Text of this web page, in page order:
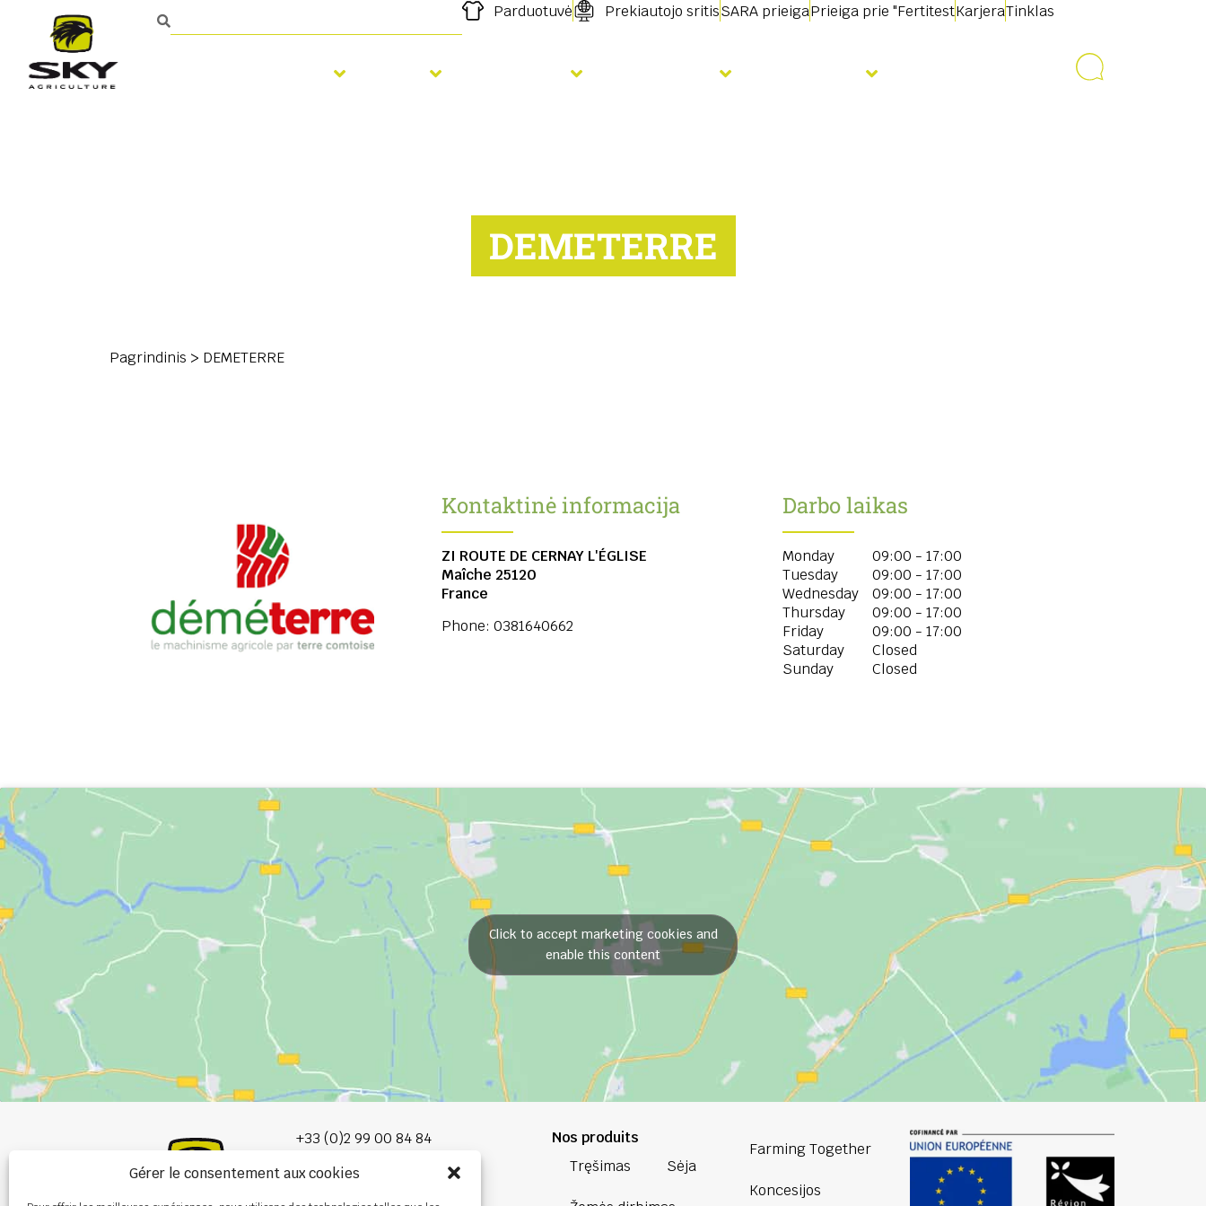
Gérer le consentement aux cookies
Parduotuvė Prekiautojo sritisSARA prieigaPrieiga prie "FertitestKarjeraTinklas
DEMETERRE
Pagrindinis > DEMETERRE
Kontaktinė informacija
ZI ROUTE DE CERNAY L'ÉGLISE
Maîche 25120
France
Phone: 0381640662
Darbo laikas
Monday
09:00 - 17:00
Tuesday
09:00 - 17:00
Wednesday
09:00 - 17:00
Thursday
09:00 - 17:00
Friday
09:00 - 17:00
Saturday
Closed
Sunday
Closed
Click to accept marketing cookies and
enable this content
+33 (0)2 99 00 84 84
info@burel-group.com
Nos produits
Tręšimas
Sėja
Farming Together
Koncesijos